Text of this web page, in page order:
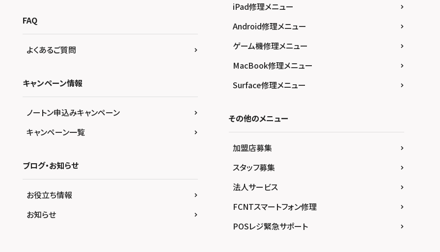
FAQ
よくあるご質問
キャンペーン情報
ノートン申込みキャンペーン
キャンペーン一覧
ブログ・お知らせ
お役立ち情報
お知らせ
iPad修理メニュー
Android修理メニュー
ゲーム機修理メニュー
MacBook修理メニュー
Surface修理メニュー
その他のメニュー
加盟店募集
スタッフ募集
法人サービス
FCNTスマートフォン修理
POSレジ緊急サポート